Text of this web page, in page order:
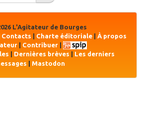
L'Agitateur de Bourges
Contacts | Charte éditoriale | À propos
| Contribuer|
Dernières brèves
Les derniers
Mastodon